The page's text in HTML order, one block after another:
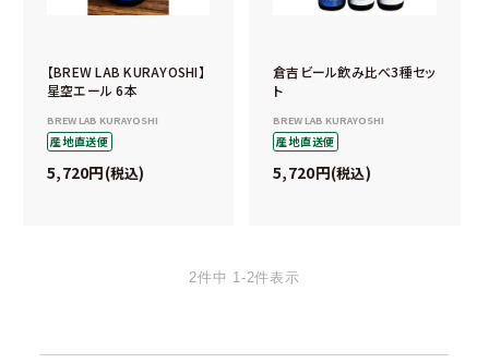
【BREW LAB KURAYOSHI】
星空エール 6本
BREW LAB KURAYOSHI
産地直送便
5,720 税込
倉吉ビール飲み比べ3種セッ
ト
BREW LAB KURAYOSHI
産地直送便
5,720 税込
2件中 1 -2件表示